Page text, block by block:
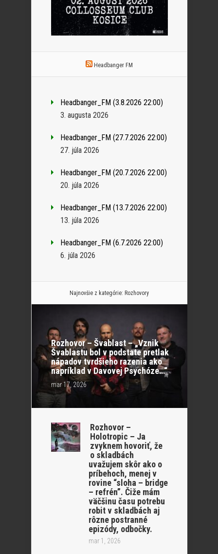
Headbanger FM
Headbanger_FM (3.8.2026 22:00)
3. augusta 2026
Headbanger_FM (27.7.2026 22:00)
27. júla 2026
Headbanger_FM (20.7.2026 22:00)
20. júla 2026
Headbanger_FM (13.7.2026 22:00)
13. júla 2026
Headbanger_FM (6.7.2026 22:00)
6. júla 2026
Najnovšie z kategórie: Rozhovory
Rozhovor – Švablast – „Vznik
Švablastu bol v podstate pretlak
nápadov tvrdšieho razenia ako
napríklad v Davovej Psychóze…“
mar 17, 2026
Rozhovor –
Holotropic – Ja
zvyknem hovoriť, že
o skladbách
uvažujem skôr ako o
príbehoch, menej v
rovine “sloha – bridge
– refrén”. Čiže mám
väčšinu času potrebu
robit v skladbách aj
rôzne postranné
epizódy, odbočky.
mar 1, 2026